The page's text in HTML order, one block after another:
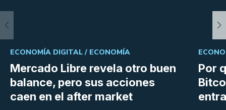
Mercado Libre revela otro buen
balance, pero sus acciones
caen en el after market
ECONOMÍA DIGITAL / ECONOMÍA
Por